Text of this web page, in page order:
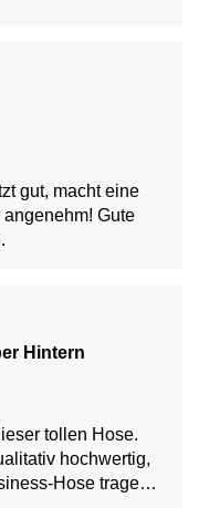
gut, macht eine
Gute
Hintern
tollen Hose.
hochwertig,
Hose tragen.